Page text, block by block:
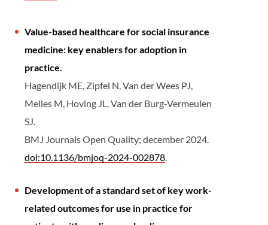
Value-based healthcare for social insurance
medicine: key enablers for adoption in
practice.
Hagendijk ME, Zipfel N, Van der Wees PJ,
Melles M, Hoving JL, Van der Burg-Vermeulen
SJ.
BMJ Journals Open Quality; december 2024.
doi:10.1136/bmjoq-2024-002878.
Development of a standard set of key work-
related outcomes for use in practice for